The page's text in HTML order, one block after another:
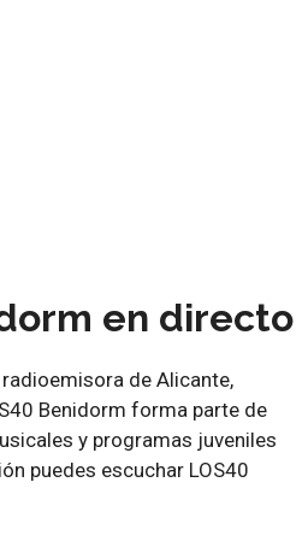
en directo
de Alicante,
Benidorm forma parte de
y programas juveniles
puedes escuchar LOS40